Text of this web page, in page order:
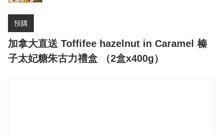
預購
加拿大直送 Toffifee hazelnut in Caramel 榛
子太妃糖朱古力禮盒 （2盒x400g）